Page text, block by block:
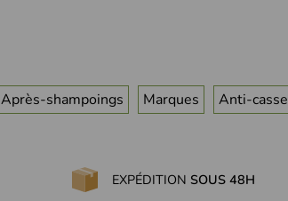
Après-shampoings Marques Anti-casse
EXPÉDITION SOUS 48H